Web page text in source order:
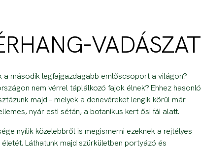
VADÁSZAT
a második legfajgazdagabb emlőscsoport a világon?
nem vérrel táplálkozó fajok élnek? Ehhez hasonló
majd – melyek a denevéreket lengik körül már
nyár esti sétán, a botanikus kert ősi fái alatt.
nyílik közelebbről is megismerni ezeknek a rejtélyes
Láthatunk majd szürkületben portyázó és